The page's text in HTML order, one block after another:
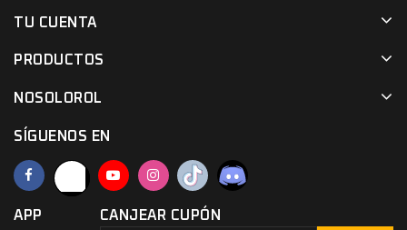
TU CUENTA
PRODUCTOS
NOSOLOROL
SÍGUENOS EN
APP CANJEAR CUPÓN